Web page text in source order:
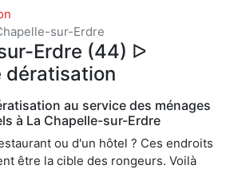
sur-Erdre
Erdre (44) ᐅ
dératisation
au service des ménages
à La Chapelle-sur-Erdre
ou d'un hôtel ? Ces endroits
être la cible des rongeurs. Voilà